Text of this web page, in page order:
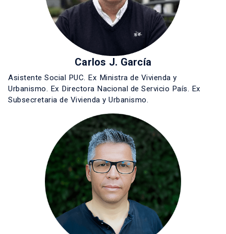
Carlos J. García
Asistente Social PUC. Ex Ministra de Vivienda y
Urbanismo. Ex Directora Nacional de Servicio País. Ex
Subsecretaria de Vivienda y Urbanismo.